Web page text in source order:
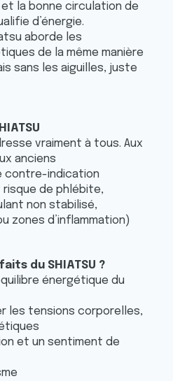
et la bonne circulation de
d’énergie.
aborde les
de la même manière
sans les aiguilles, juste
vraiment à tous. Aux
anciens
contre-indication
de phlébite,
non stabilisé,
zones d’inflammation)
du SHIATSU ?
énergétique du
les tensions corporelles,
et un sentiment de